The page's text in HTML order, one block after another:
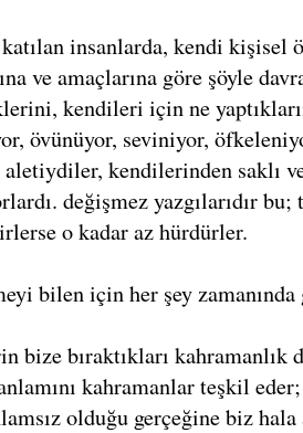
katılan insanlarda, kendi
ve amaçlarına göre şöyle
kendileri için ne
övünüyor, seviniyor,
kendilerinden saklı
değişmez yazgılarıdır
o kadar az hürdürler.
bilen için her şey
bize bıraktıkları kahramanlık
kahramanlar teşkil
olduğu gerçeğine biz hala